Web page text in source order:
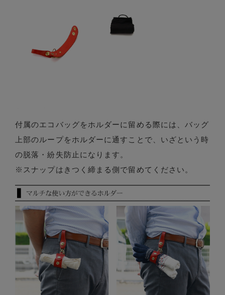
付属のエコバッグをホルダーに留める際には、バッグ
上部のループをホルダーに通すことで、いざという時
の脱落・紛失防止になります。
※スナップはきつく締まる側で留めてください。